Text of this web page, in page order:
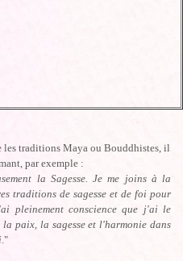
les traditions Maya ou Bouddhistes, il
par exemple :
la Sagesse. Je me joins à la
traditions de sagesse et de foi pour
pleinement conscience que j'ai le
paix, la sagesse et l'harmonie dans
."